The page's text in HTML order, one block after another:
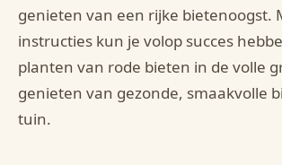
genieten van een rijke bietenoogst.
instructies kun je volop succes
planten van rode bieten in de volle
genieten van gezonde, smaakvolle
tuin.